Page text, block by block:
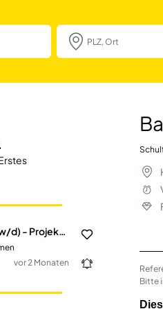
(m/
Baukaufmann (m/w/d) - Projektcontrolling Hochbau
vor 2 Monaten
Bitte